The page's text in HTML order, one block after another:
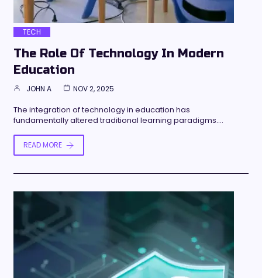
TECH
The Role Of Technology In Modern
Education
JOHN A NOV 2, 2025
The integration of technology in education has
fundamentally altered traditional learning paradigms.…
READ MORE